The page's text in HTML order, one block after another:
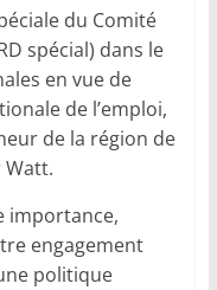
du Comité
spécial) dans le
en vue de
de l’emploi,
de la région de
Watt.
importance,
engagement
politique